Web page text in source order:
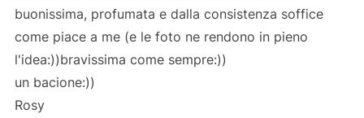
buonissima, profumata e dalla consistenza soffice
come piace a me (e le foto ne rendono in pieno
l'idea:))bravissima come sempre:))
un bacione:))
Rosy